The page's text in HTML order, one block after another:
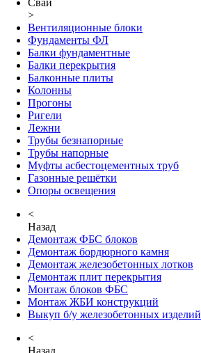
Сваи
>
Вентиляционные блоки
Фундаменты ФЛ
Балки фундаментные
Балки перекрытия
Балконные плиты
Колонны
Прогоны
Ригели
Лежни
Трубы безнапорные
Трубы напорные
Муфты асбестоцементных труб
Газонные решётки
Опоры освещения
<
Назад
Демонтаж ФБС блоков
Демонтаж бордюрного камня
Демонтаж железобетонных лотков
Демонтаж плит перекрытия
Монтаж блоков ФБС
Монтаж ЖБИ конструкций
Выкуп б/у железобетонных изделий
<
Назад